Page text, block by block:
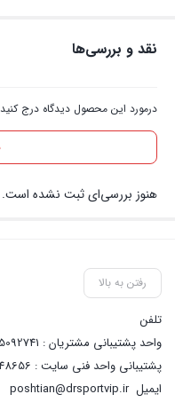
نقد و بررسی‌ها
درمورد این محصول دیدگاه درج
هنوز بررسی‌ای ثبت نشده است.
رفتن به بالا
تلفن
پشتیبانی واحد فنی سایت : 09058048656
ایمیلposhtian@drsportvip.ir